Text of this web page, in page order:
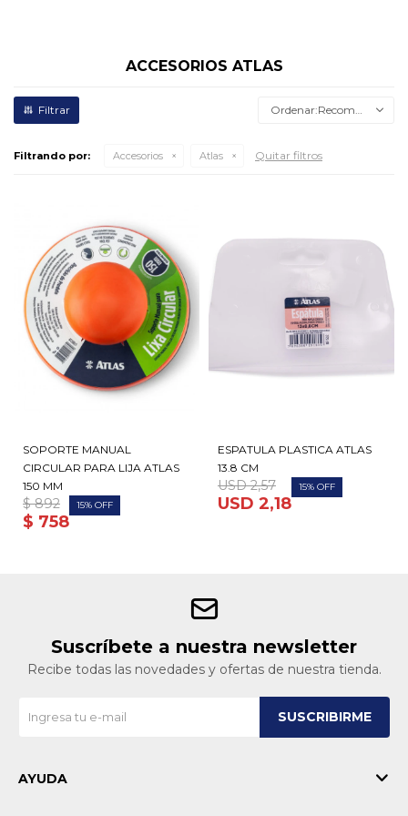
ACCESORIOS ATLAS
Recomendados
Filtrando por: Accesorios Atlas Quitar filtros
SOPORTE MANUAL
CIRCULAR PARA LIJA ATLAS
150 MM
$ 758
$ 892 15
ESPATULA PLASTICA ATLAS
13.8 CM
USD 2,18
USD 2,57 15
Suscríbete a nuestra newsletter
Recibe todas las novedades y ofertas de nuestra tienda.
SUSCRIBIRME
AYUDA